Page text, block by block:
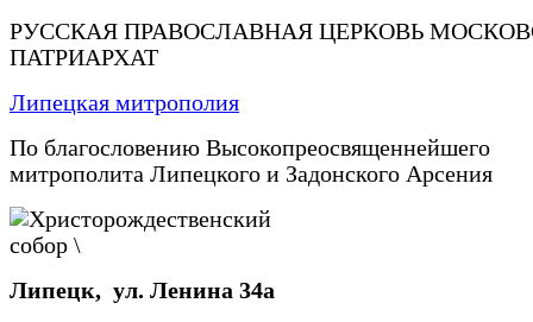
РУССКАЯ ПРАВОСЛАВНАЯ ЦЕРКОВЬ
ПАТРИАРХАТ
Липецкая митрополия
По благословению Высокопреосвященнейшего
митрополита Липецкого и Задонского Арсения
Липецк, ул. Ленина 34а